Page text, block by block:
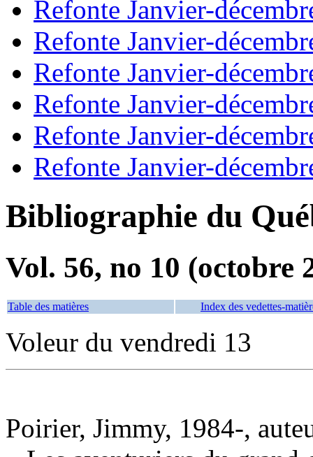
Refonte Janvier-
Refonte Janvier-
Refonte Janvier-
Refonte Janvier-
Refonte Janvier-
Refonte Janvier-
Bibliographie du
Vol. 56, no 10 (octobre
Table des matières Index des vedettes-
Voleur du vendredi 13
Poirier, Jimmy, 1984-,